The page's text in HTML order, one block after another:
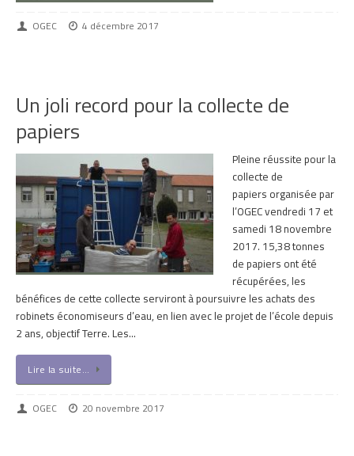
OGEC 4 décembre 2017
Un joli record pour la collecte de
papiers
Pleine réussite pour la
collecte de
papiers organisée par
l’OGEC vendredi 17 et
samedi 18 novembre
2017. 15,38 tonnes
de papiers ont été
récupérées, les
bénéfices de cette collecte serviront à poursuivre les achats des
robinets économiseurs d’eau, en lien avec le projet de l’école depuis
2 ans, objectif Terre. Les…
Lire la suite…
OGEC 20 novembre 2017